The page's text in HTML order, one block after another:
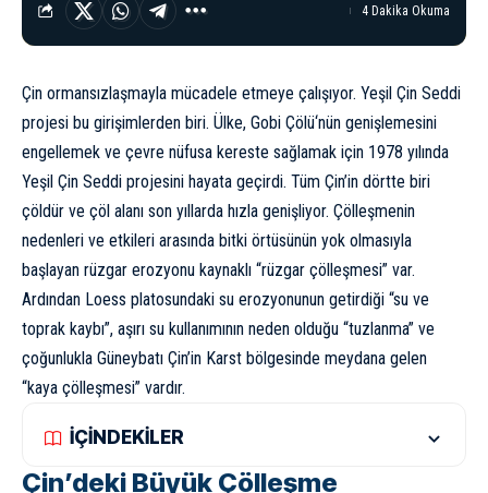
4 Dakika Okuma
Çin ormansızlaşmayla mücadele etmeye çalışıyor. Yeşil Çin Seddi
projesi bu girişimlerden biri. Ülke, Gobi Çölü‘nün genişlemesini
engellemek ve çevre nüfusa kereste sağlamak için 1978 yılında
Yeşil Çin Seddi projesini hayata geçirdi. Tüm Çin’in dörtte biri
çöldür ve çöl alanı son yıllarda hızla genişliyor. Çölleşmenin
nedenleri ve etkileri arasında bitki örtüsünün yok olmasıyla
başlayan rüzgar erozyonu kaynaklı “rüzgar çölleşmesi” var.
Ardından Loess platosundaki su erozyonunun getirdiği “su ve
toprak kaybı”, aşırı su kullanımının neden olduğu “tuzlanma” ve
çoğunlukla Güneybatı Çin’in Karst bölgesinde meydana gelen
“kaya çölleşmesi” vardır.
İÇİNDEKİLER
Çin’deki Büyük Çölleşme